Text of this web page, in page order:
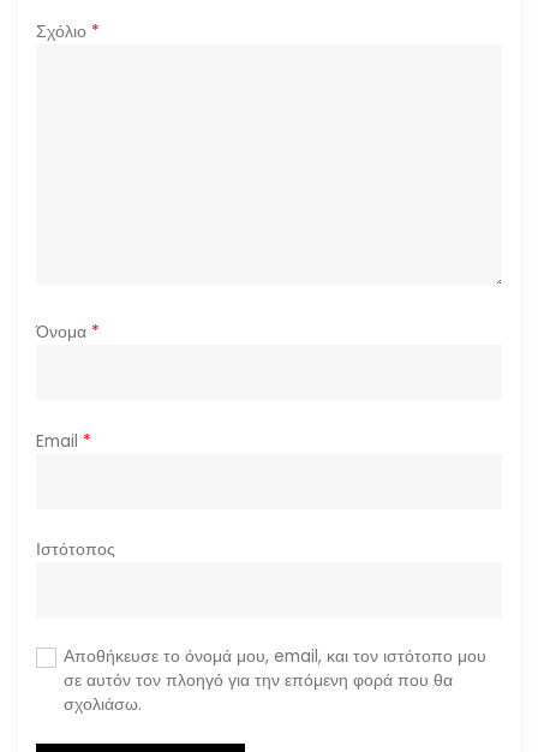
θ
Σχόλιο *
Όνομα *
Email *
Ιστότοπος
Αποθήκευσε το όνομά μου, email, και τον ιστότοπο μου
σε αυτόν τον πλοηγό για την επόμενη φορά που θα
σχολιάσω.